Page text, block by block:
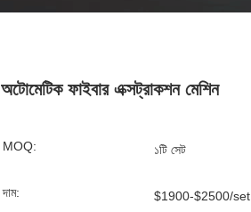
অটোমেটিক ফাইবার এক্সট্রাকশন মেশিন
MOQ: ১টি সেট
দাম: $1900-$2500/set